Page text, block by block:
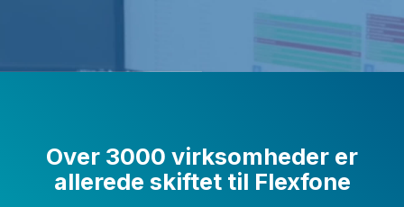
Over 3000 virksomheder er
allerede skiftet til Flexfone